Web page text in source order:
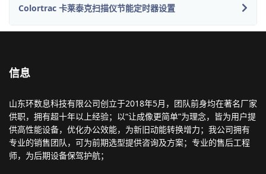
Colortrac 卡莱泰克扫描仪节能定时器设置
信息
山东环数息科技有限公司创立于2018年5月，团队前身均在著名厂家
供职，拥有超十年以上经验；以“让成像更简单”为理念，皆为用户提
供高性能设备，优化办公效能，为新旧动能转换增力；我公司拥有
专业的销售团队，可为前期选型提供咨询及方案；专业的售后工程
师，为后期设备保驾护航；